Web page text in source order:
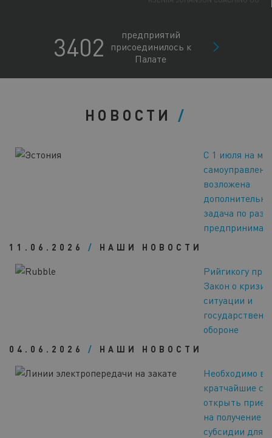
NORDIK WELLNESS OÜ
BOSAGRA OÜ
ANJANAHARA CORPORATION OÜ
NORDLAND TRAVEL OÜ
3402
предприятий
присоединилось к
Палате
НОВОСТИ
С 1 июля на
возложена
задача по
11.06.2026 / НАШИ НОВОСТИ
Рийгикогу
Закон о
ситуации и
обороне
04.06.2026 / НАШИ НОВОСТИ
Необходимо в
кратчайшие
открыть прием
на получение
субсидии для